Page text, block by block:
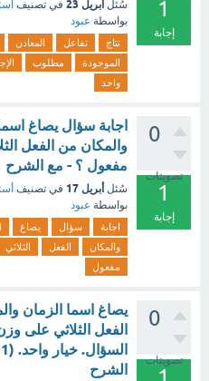
1
إجابة
سُئل أبريل 23 في تصنيف
بواسطة عبود
نتاج تفاعل المعادن
الموجودة
مطلوب
واحد
0
تصويتات
1
إجابة
اجابة سؤال يصاغ
والمكان من الفعل
مفعول ؟ - مع الشرح
سُئل أبريل 17 في تصنيف
بواسطة عبود
اجابة سؤال يصاغ
والمكان
الفعل الثلاثي
مفعول
0
تصويتات
يصاغ اسما الزمان
الفعل الثلاثي على
الشرح